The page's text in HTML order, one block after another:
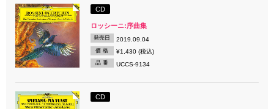
CD
ロッシーニ:序曲集
発売日 2019.09.04
価 格 ¥1,430 (税込)
品 番 UCCS-9134
CD